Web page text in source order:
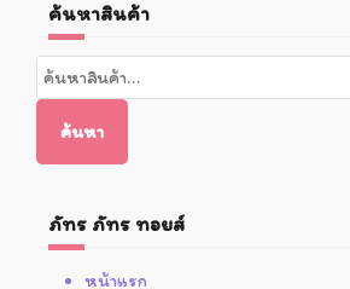
ค้นหาสินค้า
ค้นหา:
ค้นหา
ภัทร ภัทร ทอยส์
หน้าแรก